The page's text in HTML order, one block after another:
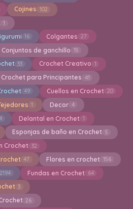
Cojines 102
1
16 Colgantes 27
Conjuntos de ganchillo 15
33 Crochet Creativo 1
Crochet para Principantes 41
49 Cuellos en Crochet 20
1 Decor 4
Delantal en Crochet 1
Esponjas de baño en Crochet 5
Crochet 32
47 Flores en crochet 156
2194 Fundas en Crochet 64
3
26